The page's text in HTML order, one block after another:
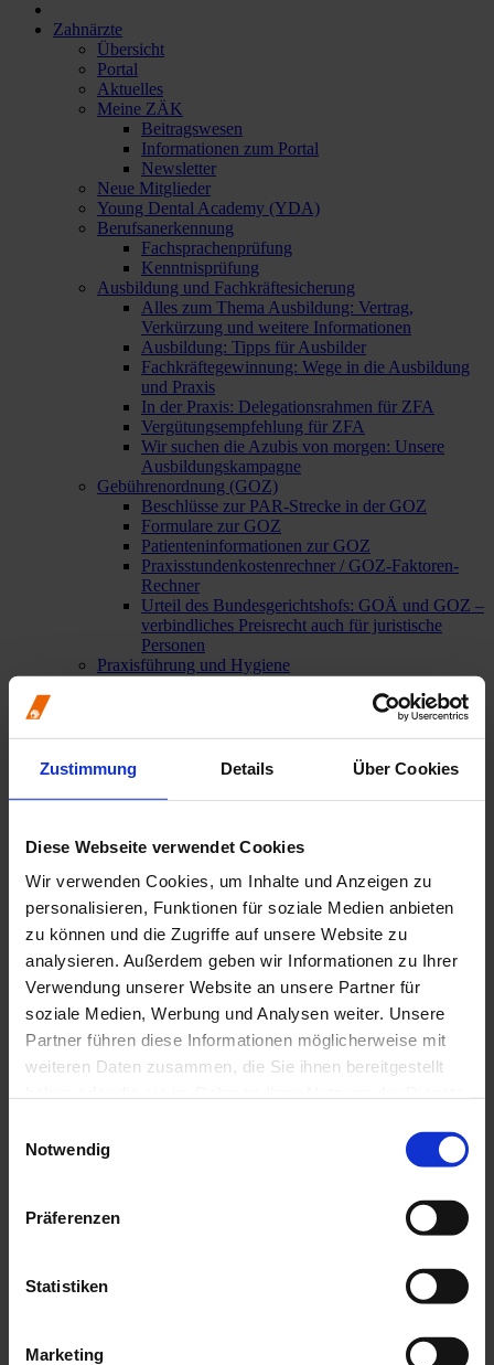
Zustimmung Details Über Cookies
Diese Webseite verwendet Cookies
Wir verwenden Cookies, um Inhalte und Anzeigen zu
personalisieren, Funktionen für soziale Medien anbieten
zu können und die Zugriffe auf unsere Website zu
analysieren. Außerdem geben wir Informationen zu Ihrer
Verwendung unserer Website an unsere Partner für
soziale Medien, Werbung und Analysen weiter. Unsere
Partner führen diese Informationen möglicherweise mit
weiteren Daten zusammen, die Sie ihnen bereitgestellt
Notwendig
Präferenzen
Statistiken
Marketing
Zahnärzte
Übersicht
Portal
Aktuelles
Meine ZÄK
Beitragswesen
Informationen zum Portal
Newsletter
Neue Mitglieder
Young Dental Academy (YDA)
Berufsanerkennung
Fachsprachenprüfung
Kenntnisprüfung
Ausbildung und Fachkräftesicherung
Alles zum Thema Ausbildung: Vertrag,
Verkürzung und weitere Informationen
Ausbildung: Tipps für Ausbilder
Fachkräftegewinnung: Wege in die Ausbildung
und Praxis
In der Praxis: Delegationsrahmen für ZFA
Vergütungsempfehlung für ZFA
Wir suchen die Azubis von morgen: Unsere
Ausbildungskampagne
Gebührenordnung (GOZ)
Beschlüsse zur PAR-Strecke in der GOZ
Formulare zur GOZ
Patienteninformationen zur GOZ
Praxisstundenkostenrechner / GOZ-Faktoren-
Rechner
Urteil des Bundesgerichtshofs: GOÄ und GOZ –
verbindliches Preisrecht auch für juristische
Personen
Praxisführung und Hygiene
Bauliche Anforderungen
Brandschutz
Datenschutz
Handbuch der Zahnärztekammer Nordrhein
Integrierte Begehung
Medical Device Regulation (MDR)
Qualitätsmanagement / ZQMS
Strahlenschutz
Studium und Berufseinstieg
Praxiswissen und Behandlung
Alterszahnheilkunde
Behandlung bei ambulanter Vollnarkose
Behandlung von Asylbewerbern und
Geflüchteten
Behandlung von Patienten mit HIV, HBV oder
Hilfe für Opfer von Gewalt: Forensischer
Rauchentwöhnung: Teil der zahnärztlichen
Berufsrecht
Aktuell: Kooperationen mit Aligner-Startups